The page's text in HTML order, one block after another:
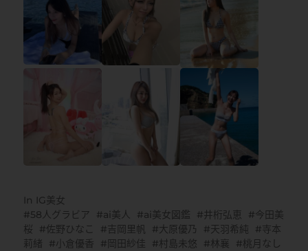
In IG美女
58人グラビア
ai美人 ai美女図鑑 井桁弘恵
今田美
桜
佐野ひなこ 吉岡里帆 大原優乃 天羽希純
寺本
莉緒
小倉優香 岡田紗佳 村島未悠 林襄
桃月なし